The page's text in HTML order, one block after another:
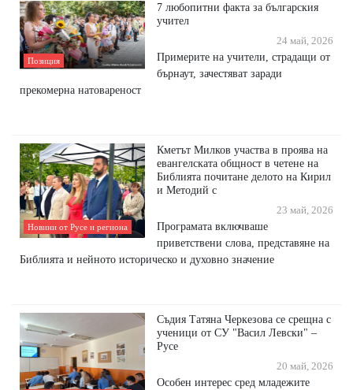
Позиция
7 любопитни факта за българския
учител
24 май, 2026
Примерите на учители, страдащи от
бърнаут, зачестяват заради
прекомерна натовареност
Новини от Русе и региона
Кметът Милков участва в проява на
евангелската общност в четене на
Библията почитане делото на Кирил
и Методий с
23 май, 2026
Програмата включваше
приветствени слова, представяне на
Библията и нейното историческо и духовно значение
Съдия Татяна Черкезова се срещна с
ученици от СУ "Васил Левски" –
Русе
20 май, 2026
Особен интерес сред младежите